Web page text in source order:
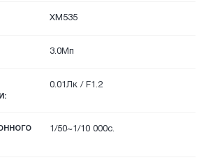
XM535
3.0Мп
0.01Лк / F1.2
1/50~1/10 000с.